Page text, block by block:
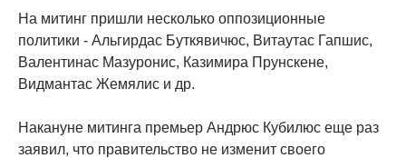
На митинг пришли несколько оппозиционные
политики - Альгирдас Буткявичюс, Витаутас Гапшис,
Валентинас Мазуронис, Казимира Прунскене,
Видмантас Жемялис и др.
Накануне митинга премьер Андрюс Кубилюс еще раз
заявил, что правительство не изменит своего